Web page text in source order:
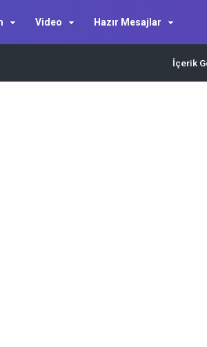
Video Hazır Mesajlar
İçerik